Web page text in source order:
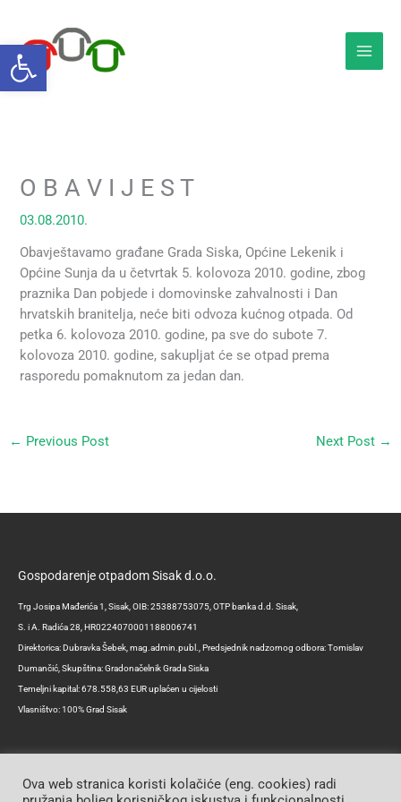
Open toolbar
content
O B A V I J E S T
03.08.2010.
Obavještavamo građane Grada Siska, Općine Lekenik i
Općine Sunja da u četvrtak 5. kolovoza 2010. godine, zbog
praznika Dan pobjede i domovinske zahvalnosti i Dan
hrvatskih branitelja, neće biti odvoza kućnog otpada. Od
petka 6. kolovoza 2010. godine, pa sve do subote 7.
kolovoza 2010. godine, sakupljat će se otpad prema
rasporedu pomaknutom za jedan dan.
← Previous Post Next Post →
Gospodarenje otpadom Sisak d.o.o.
Trg Josipa Mađerića 1, Sisak, OIB: 25388753075, OTP banka d.d. Sisak,
S. i A. Radića 28, HR0224070001188006741
Direktorica: Dubravka Šebek, mag.admin.publ., Predsjednik nadzornog odbora: Tomislav
Dumančić, Skupština: Gradonačelnik Grada Siska
Temeljni kapital: 678.558,63 EUR uplaćen u cijelosti
Vlasništvo: 100% Grad Sisak
Ova web stranica koristi kolačiće (eng. cookies) radi